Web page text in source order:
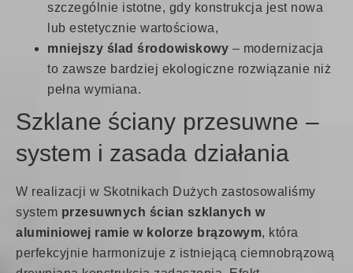
szczególnie istotne, gdy konstrukcja jest nowa
lub estetycznie wartościowa,
mniejszy ślad środowiskowy – modernizacja
to zawsze bardziej ekologiczne rozwiązanie niż
pełna wymiana.
Szklane ściany przesuwne –
system i zasada działania
W realizacji w Skotnikach Dużych zastosowaliśmy
system przesuwnych ścian szklanych w
aluminiowej ramie w kolorze brązowym, która
perfekcyjnie harmonizuje z istniejącą ciemnobrązową